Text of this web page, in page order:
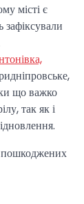
місті є
зафіксували
що важко
так як і